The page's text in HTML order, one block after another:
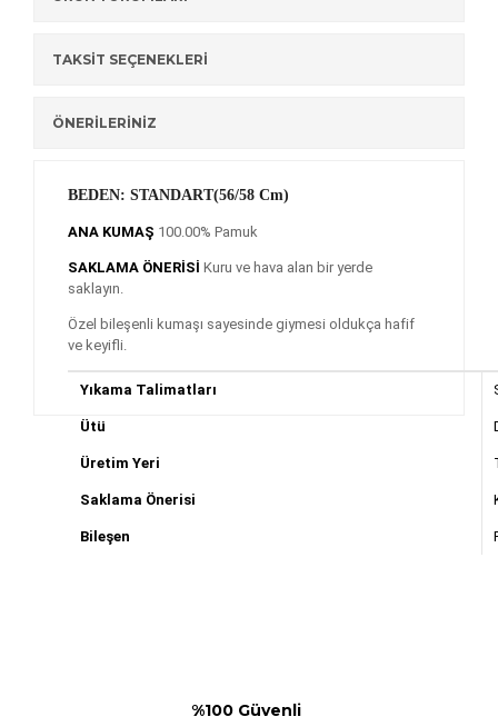
TAKSİT SEÇENEKLERİ
ÖNERİLERİNİZ
BEDEN: STANDART(56/58 Cm)
ANA KUMAŞ 100.00% Pamuk
SAKLAMA ÖNERİSİ Kuru ve hava alan bir yerde
saklayın.
Özel bileşenli kumaşı sayesinde giymesi oldukça hafif
ve keyifli.
Yıkama Talimatları
Ütü
Üretim Yeri
Saklama Önerisi
Bileşen
%100 Güvenli